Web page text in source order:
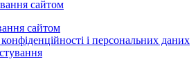
сайтом
сайтом
і персональних даних